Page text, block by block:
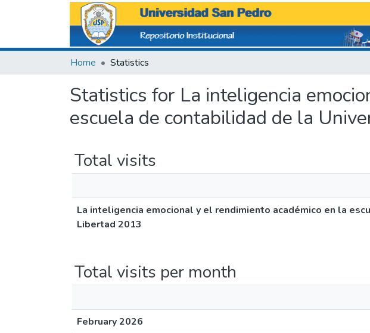
Home Statistics
Statistics for La inteligencia
escuela de contabilidad de la
Total visits
La inteligencia emocional y el rendimiento académico en la
Libertad 2013
Total visits per month
February 2026